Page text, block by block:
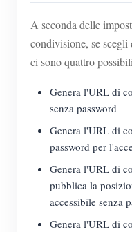
A seconda delle
condivisione, se
ci sono quattro
Genera l'URL di
senza password
Genera l'URL di
password per
Genera l'URL di
pubblica la
accessibile senza
Genera l'URL di